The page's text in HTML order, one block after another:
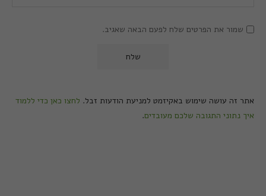
שמור את הפרטים שלח לפעם הבאה שאגיב.
אתר זה עושה שימוש באקיזמט למניעת הודעות זבל. לחצו כאן כדי ללמוד
איך נתוני התגובה שלכם מעובדים.